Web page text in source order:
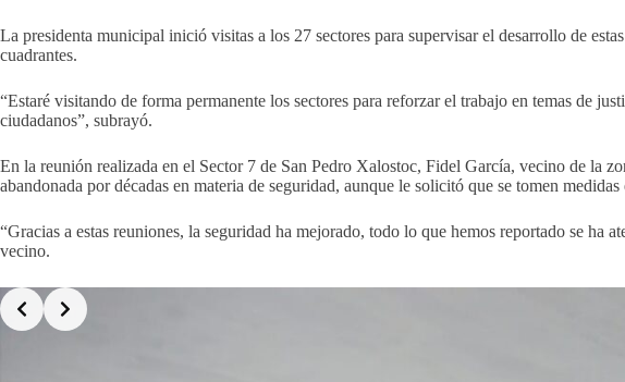
La presidenta municipal inició visitas a los 27 sectores para supervisar el desarrollo de
cuadrantes.
“Estaré visitando de forma permanente los sectores para reforzar el trabajo en temas de
ciudadanos”, subrayó.
En la reunión realizada en el Sector 7 de San Pedro Xalostoc, Fidel García, vecino de la
abandonada por décadas en materia de seguridad, aunque le solicitó que se tomen
“Gracias a estas reuniones, la seguridad ha mejorado, todo lo que hemos reportado se
vecino.